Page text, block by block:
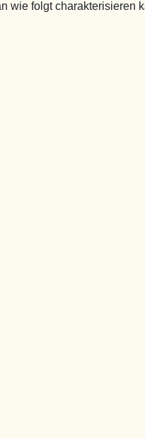
wie folgt charakterisieren